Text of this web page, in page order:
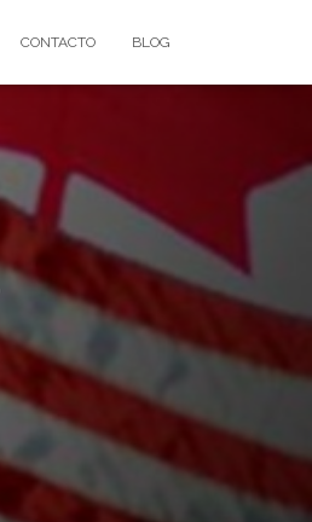
CONTACTO BLOG